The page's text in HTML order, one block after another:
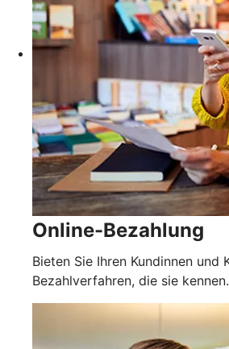
Online-Bezahlung
Bieten Sie Ihren Kundinnen und
Bezahlverfahren, die sie kennen.